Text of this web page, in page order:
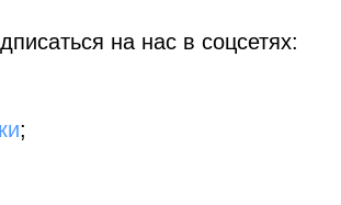
на нас в соцсетях:
;